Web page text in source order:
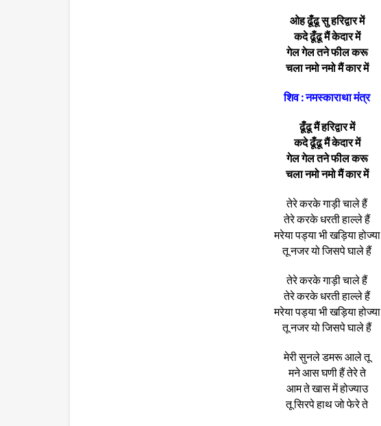
ओह ढूँढू सु हरिद्वार में
कदे ढूँढू मैं केदार में
गेल गेल तने फील करू
चला नमो नमो मैं कार में
शिव : नमस्काराथा मंत्र
ढूँढू मैं हरिद्वार में
कदे ढूँढू मैं केदार में
गेल गेल तने फील करू
चला नमो नमो मैं कार में
तेरे करके गाड़ी चाले हैं
तेरे करके धरती हाल्ले हैं
मरेया पड्या भी खड़िया होज्या
तू नजर यो जिसपे घाले हैं
तेरे करके गाड़ी चाले हैं
तेरे करके धरती हाल्ले हैं
मरेया पड्या भी खड़िया होज्या
तू नजर यो जिसपे घाले हैं
मेरी सुनले डमरू आले तू
मने आस घणी हैं तेरे ते
आम ते खास में होज्याउ
तू सिरपे हाथ जो फेरे ते